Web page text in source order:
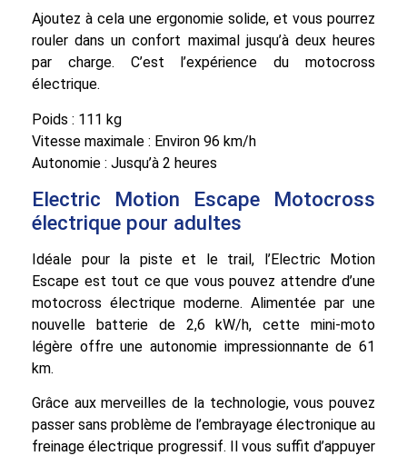
Ajoutez à cela une ergonomie solide, et vous pourrez
rouler dans un confort maximal jusqu’à deux heures
par charge. C’est l’expérience du motocross
électrique.
Poids : 111 kg
Vitesse maximale : Environ 96 km/h
Autonomie : Jusqu’à 2 heures
Electric Motion Escape Motocross
électrique pour adultes
Idéale pour la piste et le trail, l’Electric Motion
Escape est tout ce que vous pouvez attendre d’une
motocross électrique moderne. Alimentée par une
nouvelle batterie de 2,6 kW/h, cette mini-moto
légère offre une autonomie impressionnante de 61
km.
Grâce aux merveilles de la technologie, vous pouvez
passer sans problème de l’embrayage électronique au
freinage électrique progressif. Il vous suffit d’appuyer